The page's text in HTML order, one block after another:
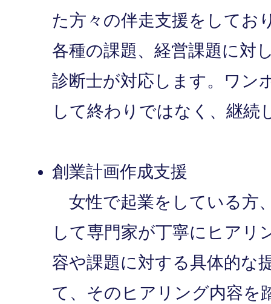
た方々の伴走支援をしてお
各種の課題、経営課題に対
診断士が対応します。ワン
して終わりではなく、継続
創業計画作成支援
女性で起業をしている方
して専門家が丁寧にヒアリ
容や課題に対する具体的な
て、そのヒアリング内容を